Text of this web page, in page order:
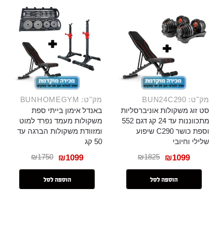
מק"ט: BUN24C290
סט זוג משקולות אוניברסליות
מתכווננות עד 24 קג דגם 552
וספת כושר C290 שיפוע
שלילי וחיובי
₪1825 ₪1099
הוספה לסל
מק"ט: BUNHOMEGYM
באנדל אימון בייתי ספת
משקולות מעמד נפרד למוט
ומזוודת משקולות הברגה עד
50 קג
₪1750 ₪1099
הוספה לסל